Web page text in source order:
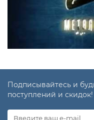
Подписывайтесь и
поступлений и скидок!